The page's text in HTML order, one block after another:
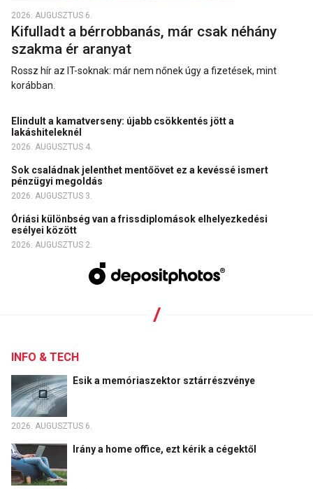
2026. AUGUSZTUS 6.
Kifulladt a bérrobbanás, már csak néhány
szakma ér aranyat
Rossz hír az IT-soknak: már nem nőnek úgy a fizetések, mint
korábban.
Elindult a kamatverseny: újabb csökkentés jött a
lakáshiteleknél
2026. AUGUSZTUS 4.
Sok családnak jelenthet mentőövet ez a kevéssé ismert
pénzügyi megoldás
2026. AUGUSZTUS 3.
Óriási különbség van a frissdiplomások elhelyezkedési
esélyei között
2026. AUGUSZTUS 2.
INFO & TECH
Esik a memóriaszektor sztárrészvénye
2026. AUGUSZTUS 6.
Irány a home office, ezt kérik a cégektől